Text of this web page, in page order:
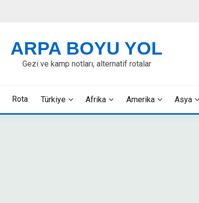
ARPA BOYU YOL
Gezi ve kamp notları, alternatif rotalar
Rota Türkiye Afrika Amerika Asya